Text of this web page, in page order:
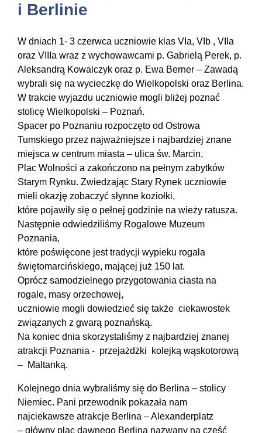
i Berlinie
W dniach 1- 3 czerwca uczniowie klas VIa, VIb , VIIa
oraz VIIIa wraz z wychowawcami p. Gabrielą Perek, p.
Aleksandrą Kowalczyk oraz p. Ewa Berner – Zawadą
wybrali się na wycieczkę do Wielkopolski oraz Berlina.
W trakcie wyjazdu uczniowie mogli bliżej poznać
stolicę Wielkopolski – Poznań.
Spacer po Poznaniu rozpoczęto od Ostrowa
Tumskiego przez najważniejsze i najbardziej znane
miejsca w centrum miasta – ulica św. Marcin,
Plac Wolności a zakończono na pełnym zabytków
Starym Rynku. Zwiedzając Stary Rynek uczniowie
mieli okazję zobaczyć słynne koziołki,
które pojawiły się o pełnej godzinie na wieży ratusza.
Następnie odwiedziliśmy Rogalowe Muzeum
Poznania,
które poświęcone jest tradycji wypieku rogala
świętomarcińskiego, mającej już 150 lat.
Oprócz samodzielnego przygotowania ciasta na
rogale, masy orzechowej,
uczniowie mogli dowiedzieć się także ciekawostek
związanych z gwarą poznańską.
Na koniec dnia skorzystaliśmy z najbardziej znanej
atrakcji Poznania - przejażdżki kolejką wąskotorową
– Maltanką.
Kolejnego dnia wybraliśmy się do Berlina – stolicy
Niemiec. Pani przewodnik pokazała nam
najciekawsze atrakcje Berlina – Alexanderplatz
– główny plac dawnego Berlina nazwany na cześć